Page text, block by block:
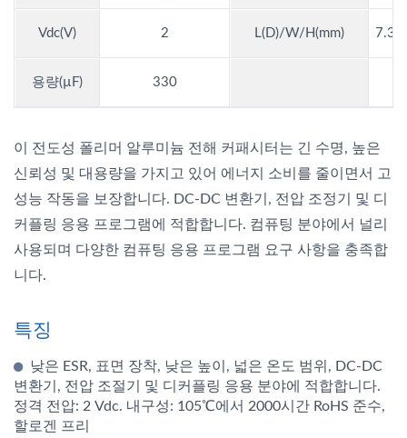
Vdc(V) 2 L(D)/W/H(mm)
용량(µF) 330
이 전도성 폴리머 알루미늄 전해 커패시터는 긴 수명, 높은
신뢰성 및 대용량을 가지고 있어 에너지 소비를 줄이면서 고
성능 작동을 보장합니다. DC-DC 변환기, 전압 조정기 및 디
커플링 응용 프로그램에 적합합니다. 컴퓨팅 분야에서 널리
사용되며 다양한 컴퓨팅 응용 프로그램 요구 사항을 충족합
니다.
특징
낮은 ESR, 표면 장착, 낮은 높이, 넓은 온도 범위, DC-DC
변환기, 전압 조절기 및 디커플링 응용 분야에 적합합니다.
정격 전압: 2 Vdc. 내구성: 105℃에서 2000시간 RoHS 준수,
할로겐 프리